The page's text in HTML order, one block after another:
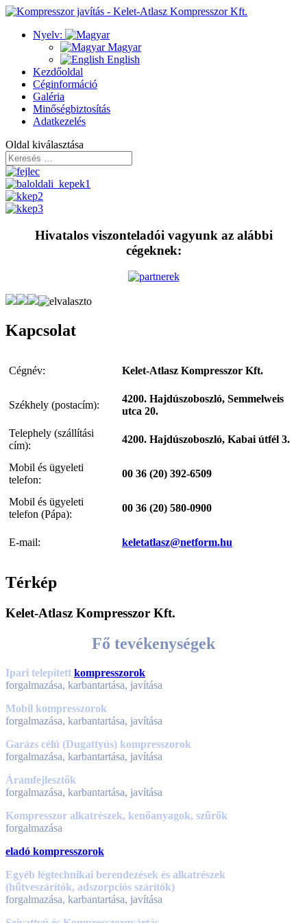
Nyelv:
Magyar
English
Kezdőoldal
Céginformáció
Galéria
Minőségbiztosítás
Adatkezelés
Oldal kiválasztása
Hivatalos viszonteladói vagyunk az alábbi
cégeknek:
Kapcsolat
Cégnév: Kelet-Atlasz Kompresszor Kft.
Székhely (postacím):
4200. Hajdúszoboszló, Semmelweis
utca 20.
Telephely (szállítási
cím):
4200. Hajdúszoboszló, Kabai útfél 3.
Mobil és ügyeleti
telefon:
00 36 (20) 392-6509
Mobil és ügyeleti
telefon (Pápa):
00 36 (20) 580-0900
E-mail: keletatlasz@netform.hu
Térkép
Kelet-Atlasz Kompresszor Kft.
Fő tevékenységek
Ipari telepített kompresszorok
forgalmazása, karbantartása, javítása
Mobil kompresszorok
forgalmazása, karbantartása, javítása
Garázs célú (Dugattyús) kompresszorok
forgalmazása, karbantartása, javítása
Áramfejlesztők
forgalmazása, karbantartása, javítása
Kompresszor alkatrészek, kenőanyagok, szűrők
forgalmazása
eladó kompresszorok
Egyéb légtechnikai berendezések és alkatrészek
(hűtveszárítók, adszorpciós szárítók)
forgalmazása, karbantartása, javítása